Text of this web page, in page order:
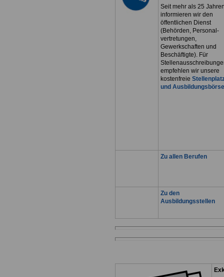
Seit mehr als 25
informieren wir den
öffentlichen Dienst
(Behörden, Personal-
vertretungen,
Gewerkschaften und
Beschäftigte). Für
empfehlen wir unsere
kostenfreie
und Ausbildungsbörse
Zu allen Berufen
Zu den
Ausbildungsstellen